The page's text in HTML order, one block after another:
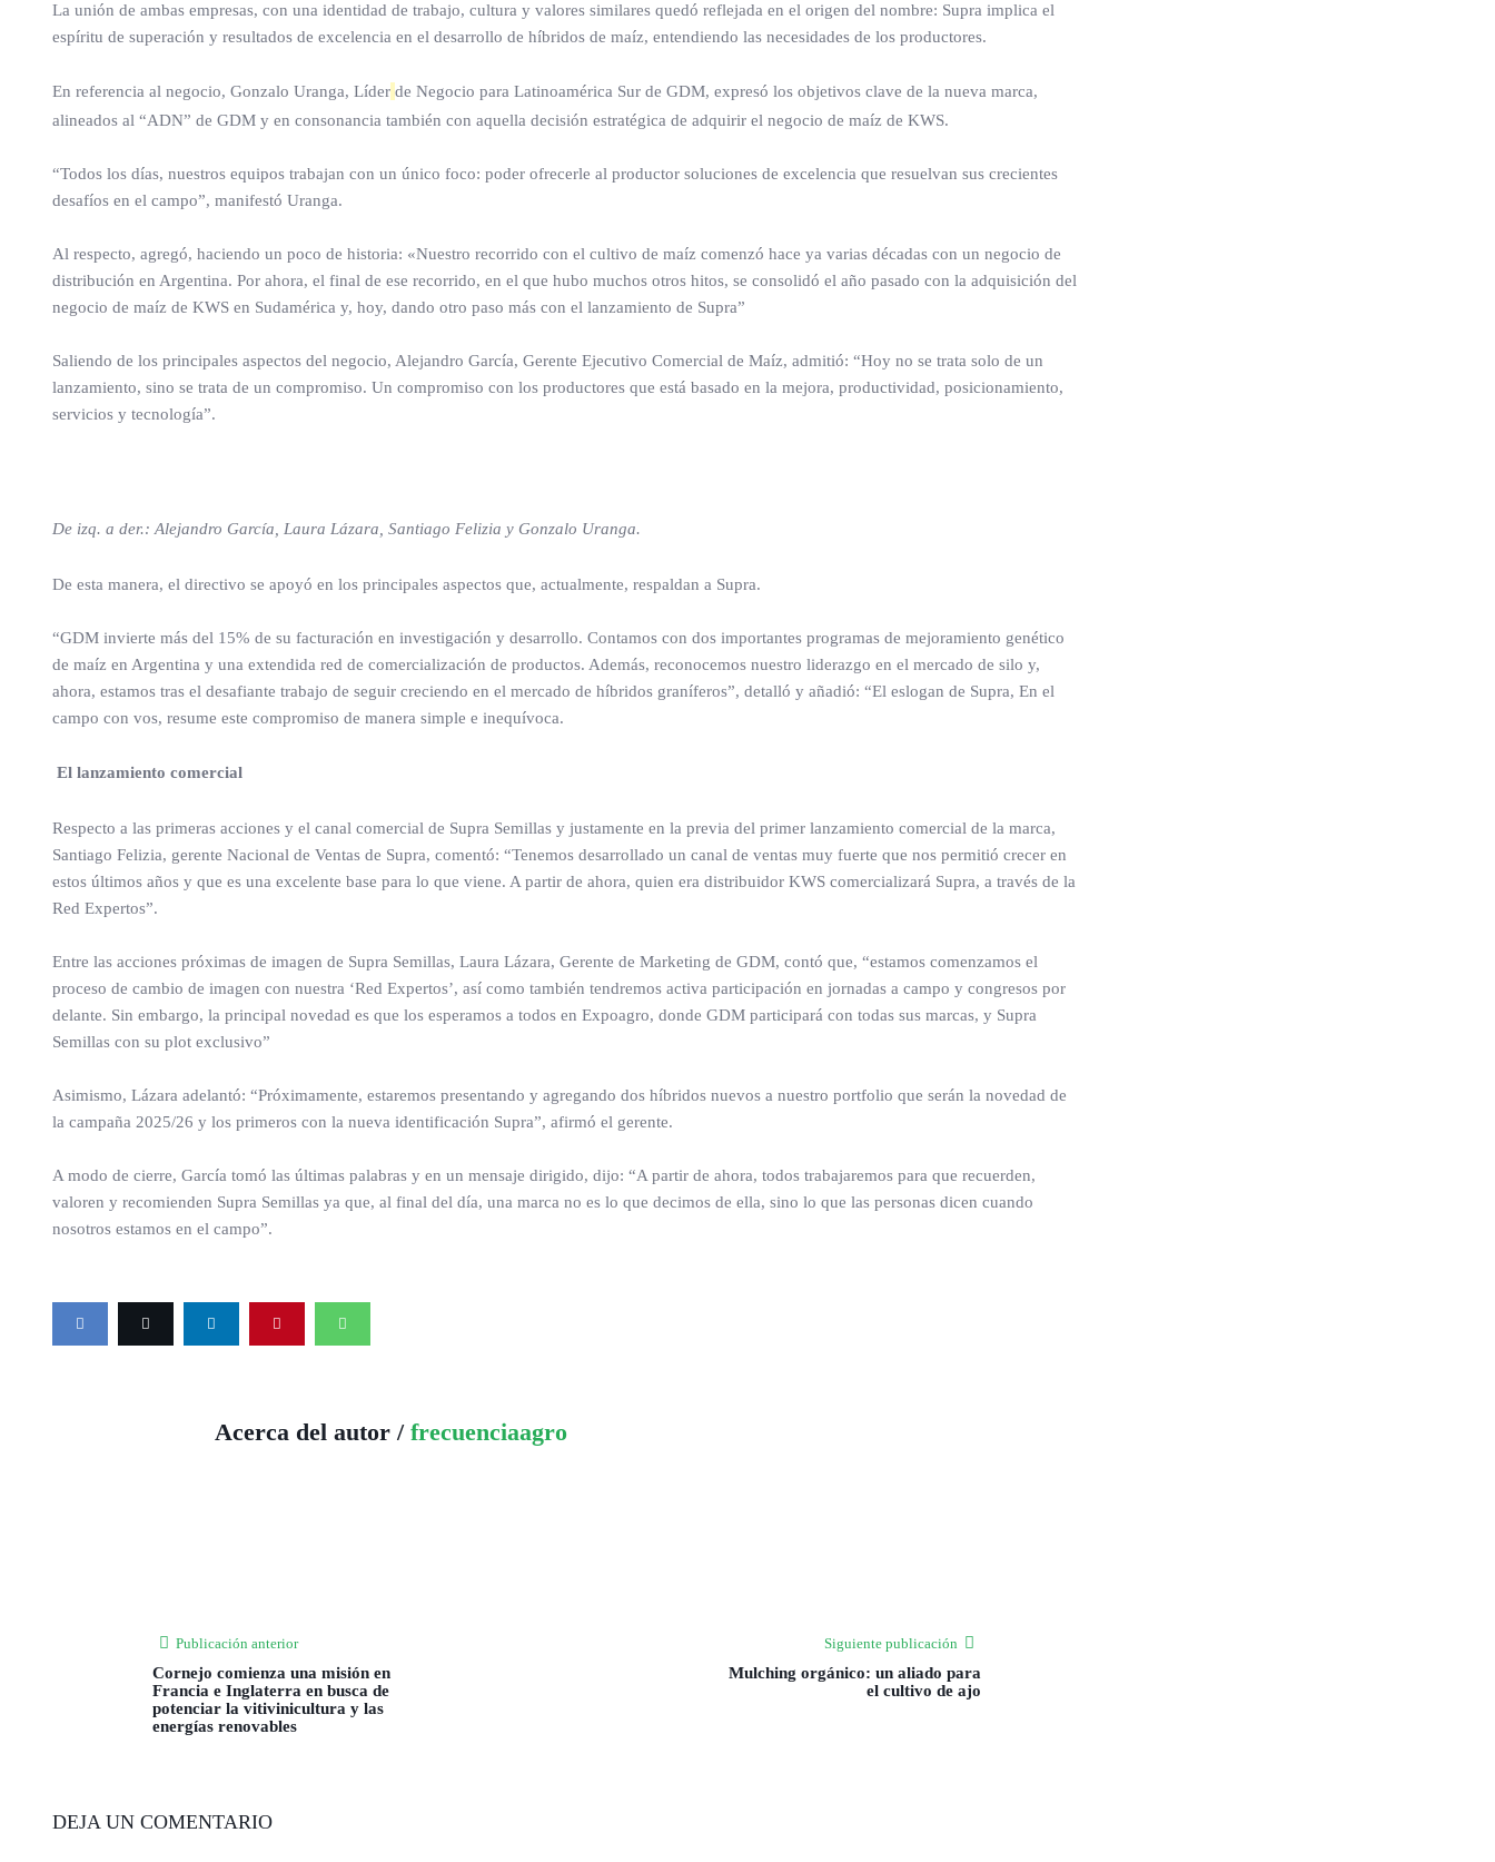
La unión de ambas empresas, con una identidad de trabajo, cultura y valores similares quedó reflejada en el origen del nombre: Supra implica el
espíritu de superación y resultados de excelencia en el desarrollo de híbridos de maíz, entendiendo las necesidades de los productores.
En referencia al negocio, Gonzalo Uranga, Líder de Negocio para Latinoamérica Sur de GDM, expresó los objetivos clave de la nueva marca,
alineados al “ADN” de GDM y en consonancia también con aquella decisión estratégica de adquirir el negocio de maíz de KWS.
“Todos los días, nuestros equipos trabajan con un único foco: poder ofrecerle al productor soluciones de excelencia que resuelvan sus crecientes
desafíos en el campo”, manifestó Uranga.
Al respecto, agregó, haciendo un poco de historia: «Nuestro recorrido con el cultivo de maíz comenzó hace ya varias décadas con un negocio de
distribución en Argentina. Por ahora, el final de ese recorrido, en el que hubo muchos otros hitos, se consolidó el año pasado con la adquisición del
negocio de maíz de KWS en Sudamérica y, hoy, dando otro paso más con el lanzamiento de Supra”
Saliendo de los principales aspectos del negocio, Alejandro García, Gerente Ejecutivo Comercial de Maíz, admitió: “Hoy no se trata solo de un
lanzamiento, sino se trata de un compromiso. Un compromiso con los productores que está basado en la mejora, productividad, posicionamiento,
servicios y tecnología”.
De izq. a der.: Alejandro García, Laura Lázara, Santiago Felizia y Gonzalo Uranga.
De esta manera, el directivo se apoyó en los principales aspectos que, actualmente, respaldan a Supra.
“GDM invierte más del 15% de su facturación en investigación y desarrollo. Contamos con dos importantes programas de mejoramiento genético
de maíz en Argentina y una extendida red de comercialización de productos. Además, reconocemos nuestro liderazgo en el mercado de silo y,
ahora, estamos tras el desafiante trabajo de seguir creciendo en el mercado de híbridos graníferos”, detalló y añadió: “El eslogan de Supra, En el
campo con vos, resume este compromiso de manera simple e inequívoca.
El lanzamiento comercial
Respecto a las primeras acciones y el canal comercial de Supra Semillas y justamente en la previa del primer lanzamiento comercial de la marca,
Santiago Felizia, gerente Nacional de Ventas de Supra, comentó: “Tenemos desarrollado un canal de ventas muy fuerte que nos permitió crecer en
estos últimos años y que es una excelente base para lo que viene. A partir de ahora, quien era distribuidor KWS comercializará Supra, a través de la
Red Expertos”.
Entre las acciones próximas de imagen de Supra Semillas, Laura Lázara, Gerente de Marketing de GDM, contó que, “estamos comenzamos el
proceso de cambio de imagen con nuestra ‘Red Expertos’, así como también tendremos activa participación en jornadas a campo y congresos por
delante. Sin embargo, la principal novedad es que los esperamos a todos en Expoagro, donde GDM participará con todas sus marcas, y Supra
Semillas con su plot exclusivo”
Asimismo, Lázara adelantó: “Próximamente, estaremos presentando y agregando dos híbridos nuevos a nuestro portfolio que serán la novedad de
la campaña 2025/26 y los primeros con la nueva identificación Supra”, afirmó el gerente.
A modo de cierre, García tomó las últimas palabras y en un mensaje dirigido, dijo: “A partir de ahora, todos trabajaremos para que recuerden,
valoren y recomienden Supra Semillas ya que, al final del día, una marca no es lo que decimos de ella, sino lo que las personas dicen cuando
nosotros estamos en el campo”.
Acerca del autor / frecuenciaagro
Publicación anterior
Cornejo comienza una misión en
Francia e Inglaterra en busca de
potenciar la vitivinicultura y las
energías renovables
Siguiente publicación
Mulching orgánico: un aliado para
el cultivo de ajo
DEJA UN COMENTARIO